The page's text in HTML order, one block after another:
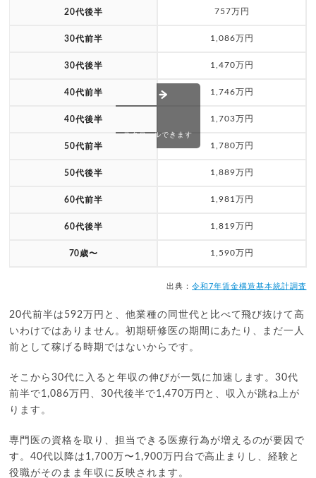
20代後半 757万円
30代前半 1,086万円
30代後半 1,470万円
40代前半 1,746万円
40代後半 1,703万円
50代前半 1,780万円
50代後半 1,889万円
60代前半 1,981万円
60代後半 1,819万円
70歳〜 1,590万円
スクロールできます
出典：令和7年賃金構造基本統計調査
20代前半は592万円と、他業種の同世代と比べて飛び抜けて高
いわけではありません。初期研修医の期間にあたり、まだ一人
前として稼げる時期ではないからです。
そこから30代に入ると年収の伸びが一気に加速します。30代
前半で1,086万円、30代後半で1,470万円と、収入が跳ね上が
ります。
専門医の資格を取り、担当できる医療行為が増えるのが要因で
す。40代以降は1,700万〜1,900万円台で高止まりし、経験と
役職がそのまま年収に反映されます。